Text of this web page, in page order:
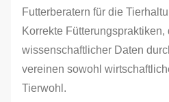
Futterberatern für die
Korrekte Fütterungspraktiken,
wissenschaftlicher Daten
vereinen sowohl
Tierwohl.